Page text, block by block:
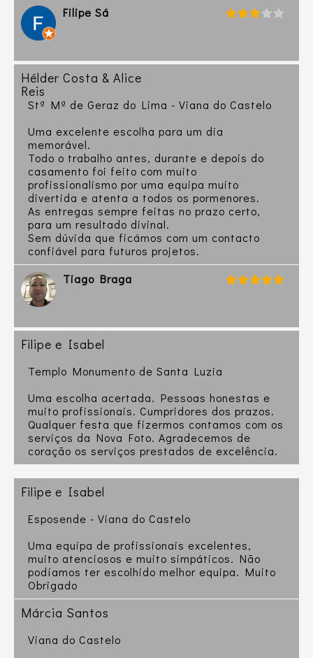
Filipe Sá
Hélder Costa & Alice
Reis
Stª Mª de Geraz do Lima - Viana do Castelo
Uma excelente escolha para um dia
memorável.
Todo o trabalho antes, durante e depois do
casamento foi feito com muito
profissionalismo por uma equipa muito
divertida e atenta a todos os pormenores.
As entregas sempre feitas no prazo certo,
para um resultado divinal.
Sem dúvida que ficámos com um contacto
confiável para futuros projetos.
Tiago Braga
Filipe e Isabel
Templo Monumento de Santa Luzia
Uma escolha acertada. Pessoas honestas e
muito profissionais. Cumpridores dos prazos.
Qualquer festa que fizermos contamos com os
serviços da Nova Foto. Agradecemos de
coração os serviços prestados de excelência.
Filipe e Isabel
Esposende - Viana do Castelo
Uma equipa de profissionais excelentes,
muito atenciosos e muito simpáticos. Não
podíamos ter escolhido melhor equipa. Muito
Obrigado
Márcia Santos
Viana do Castelo